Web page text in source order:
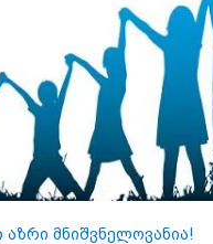
აზრი მნიშვნელოვანია!